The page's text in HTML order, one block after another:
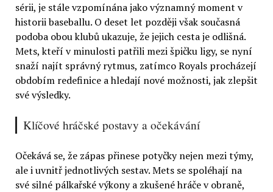
sérii, je stále vzpomínána jako významný moment v
historii baseballu. O deset let později však současná
podoba obou klubů ukazuje, že jejich cesta je odlišná.
Mets, kteří v minulosti patřili mezi špičku ligy, se nyní
snaží najít správný rytmus, zatímco Royals procházejí
obdobím redefinice a hledají nové možnosti, jak zlepšit
své výsledky.
Klíčové hráčské postavy a očekávání
Očekává se, že zápas přinese potyčky nejen mezi týmy,
ale i uvnitř jednotlivých sestav. Mets se spoléhají na
své silné pálkařské výkony a zkušené hráče v obraně,